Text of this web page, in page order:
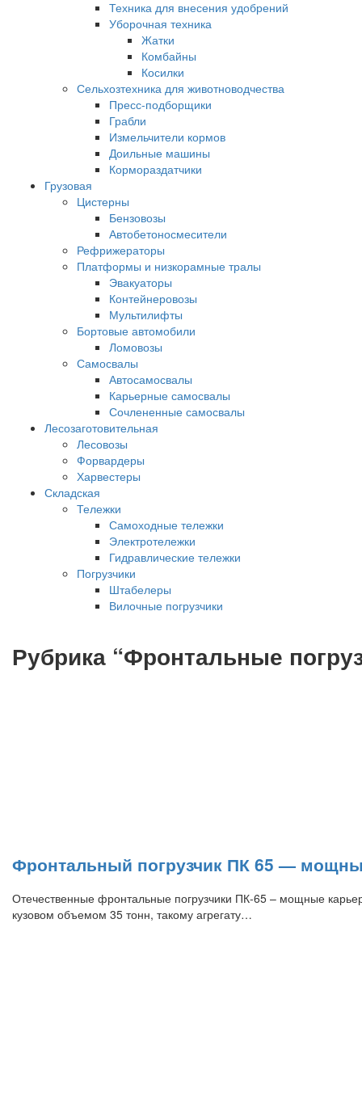
Техника для внесения удобрений
Уборочная техника
Жатки
Комбайны
Косилки
Сельхозтехника для животноводчества
Пресс-подборщики
Грабли
Измельчители кормов
Доильные машины
Кормораздатчики
Грузовая
Цистерны
Бензовозы
Автобетоносмесители
Рефрижераторы
Платформы и низкорамные тралы
Эвакуаторы
Контейнеровозы
Мультилифты
Бортовые автомобили
Ломовозы
Самосвалы
Автосамосвалы
Карьерные самосвалы
Сочлененные самосвалы
Лесозаготовительная
Лесовозы
Форвардеры
Харвестеры
Складская
Тележки
Самоходные тележки
Электротележки
Гидравлические тележки
Погрузчики
Штабелеры
Вилочные погрузчики
Рубрика “Фронтальные
Фронтальный погрузчик ПК 65 —
Отечественные фронтальные погрузчики ПК-65 – мощные
кузовом объемом 35 тонн, такому агрегату…